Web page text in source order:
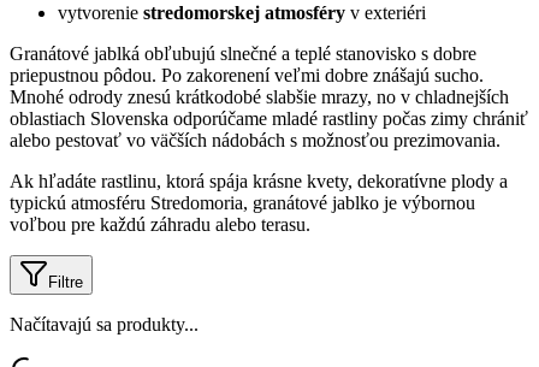
vytvorenie stredomorskej atmosféry v exteriéri
Granátové jablká obľubujú slnečné a teplé stanovisko s dobre
priepustnou pôdou. Po zakorenení veľmi dobre znášajú sucho.
Mnohé odrody znesú krátkodobé slabšie mrazy, no v chladnejších
oblastiach Slovenska odporúčame mladé rastliny počas zimy chrániť
alebo pestovať vo väčších nádobách s možnosťou prezimovania.
Ak hľadáte rastlinu, ktorá spája krásne kvety, dekoratívne plody a
typickú atmosféru Stredomoria, granátové jablko je výbornou
voľbou pre každú záhradu alebo terasu.
Filtre
Načítavajú sa produkty...